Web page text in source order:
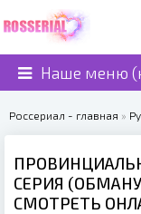
Наше меню
Россериал - главная »
СЕРИЯ
СМОТРЕТЬ